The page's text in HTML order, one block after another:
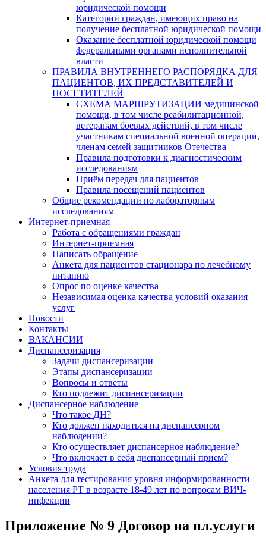
юридической помощи
Категории граждан, имеющих право на
получение бесплатной юридической помощи
Оказание бесплатной юридической помощи
федеральными органами исполнительной
власти
ПРАВИЛА ВНУТРЕННЕГО РАСПОРЯДКА ДЛЯ
ПАЦИЕНТОВ, ИХ ПРЕДСТАВИТЕЛЕЙ И
ПОСЕТИТЕЛЕЙ
СХЕМА МАРШРУТИЗАЦИИ медицинской
помощи, в том числе реабилитационной,
ветеранам боевых действий, в том числе
участникам специальной военной операции,
членам семей защитников Отечества
Правила подготовки к диагностическим
исследованиям
Приём передач для пациентов
Правила посещений пациентов
Общие рекомендации по лабораторным
исследованиям
Интернет-приемная
Работа с обращениями граждан
Интернет-приемная
Написать обращение
Анкета для пациентов стационара по лечебному
питанию
Опрос по оценке качества
Независимая оценка качества условий оказания
услуг
Новости
Контакты
ВАКАНСИИ
Диспансеризация
Задачи диспансеризации
Этапы диспансеризации
Вопросы и ответы
Кто подлежит диспансеризации
Диспансерное наблюдение
Что такое ДН?
Кто должен находиться на диспансерном
наблюдении?
Кто осуществляет диспансерное наблюдение?
Что включает в себя диспансерный прием?
Условия труда
Анкета для тестирования уровня информированности
населения РТ в возрасте 18-49 лет по вопросам ВИЧ-
инфекции
Приложение № 9 Договор на пл.услуги